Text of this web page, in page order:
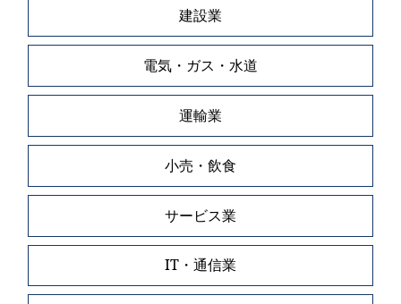
建設業
電気・ガス・水道
運輸業
小売・飲食
サービス業
IT・通信業